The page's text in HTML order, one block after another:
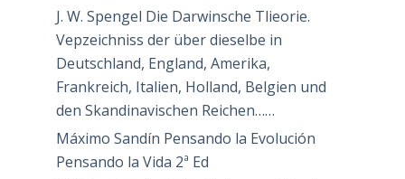
J. W. Spengel Die Darwinsche Tlieorie.
Vepzeichniss der über dieselbe in
Deutschland, England, Amerika,
Frankreich, Italien, Holland, Belgien und
den Skandinavischen Reichen……
Máximo Sandín Pensando la Evolución
Pensando la Vida 2ª Ed